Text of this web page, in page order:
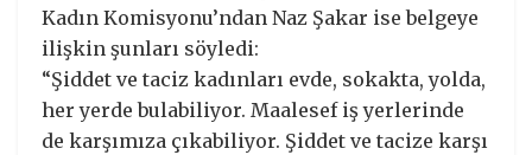
Kadın Komisyonu’ndan Naz Şakar ise belgeye
ilişkin şunları söyledi:
“Şiddet ve taciz kadınları evde, sokakta, yolda,
her yerde bulabiliyor. Maalesef iş yerlerinde
de karşımıza çıkabiliyor. Şiddet ve tacize karşı